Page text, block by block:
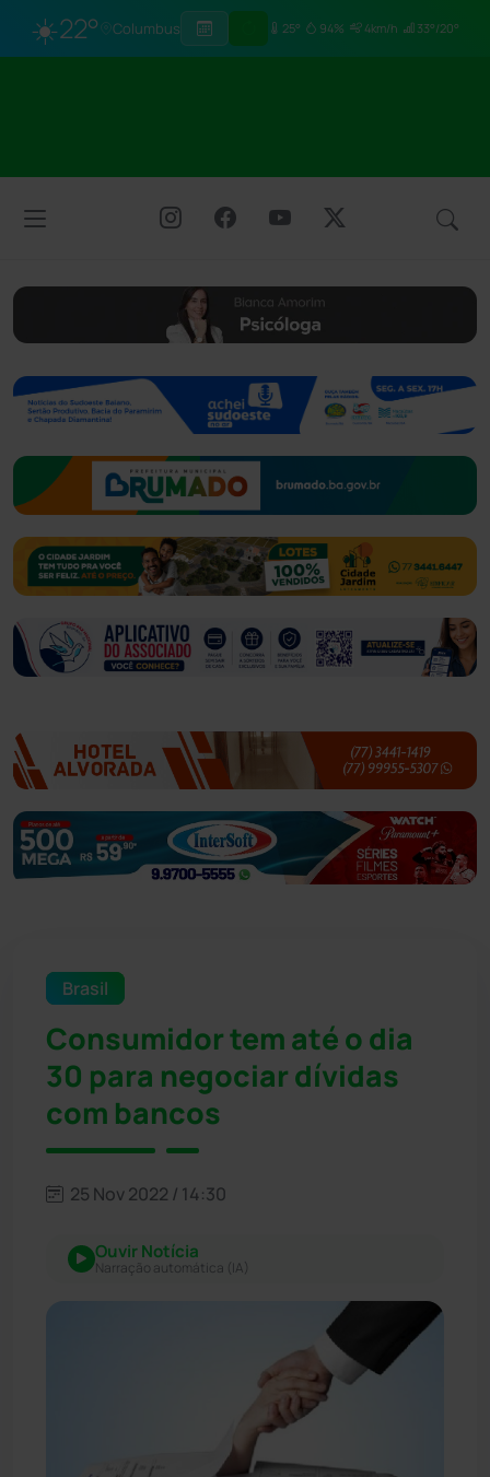
☀️22° Columbus 25° 94% 4km/h 33°/20°
Brasil
Consumidor tem até o dia
30 para negociar dívidas
com bancos
25 Nov 2022 / 14:30
Ouvir Notícia
Narração automática (IA)